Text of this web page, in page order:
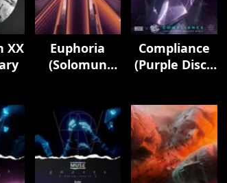
XX
Euphoria
(Solomun
Compliance
(Purple Disco